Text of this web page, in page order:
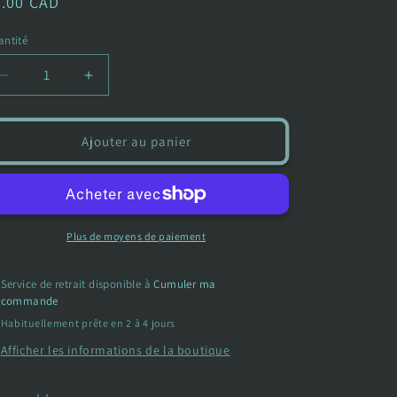
Réduire
la
quantité
Short
-
B&#39;gosh
Augmenter
la
quantité
de
Short
-
Baby
B&#39;gosh
-
Ajouter au panier
Plus de moyens de paiement
Service de retrait disponible àCumuler ma
commande
Habituellement prête en 2 à 4 jours
Afficher les informations de la boutique